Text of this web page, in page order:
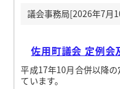
議会事務局[2026年7月
佐用町議会 定例会
平成17年10月合併以降
ています。